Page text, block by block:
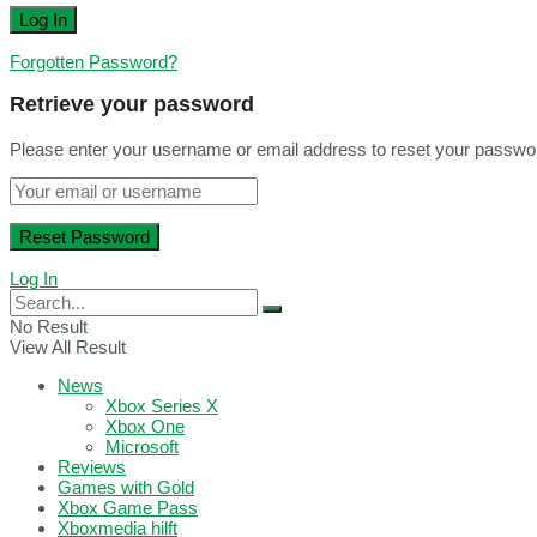
Forgotten Password?
Retrieve your password
Please enter your username or email address to reset your
Log In
No Result
View All Result
News
Xbox Series X
Xbox One
Microsoft
Reviews
Games with Gold
Xbox Game Pass
Xboxmedia hilft